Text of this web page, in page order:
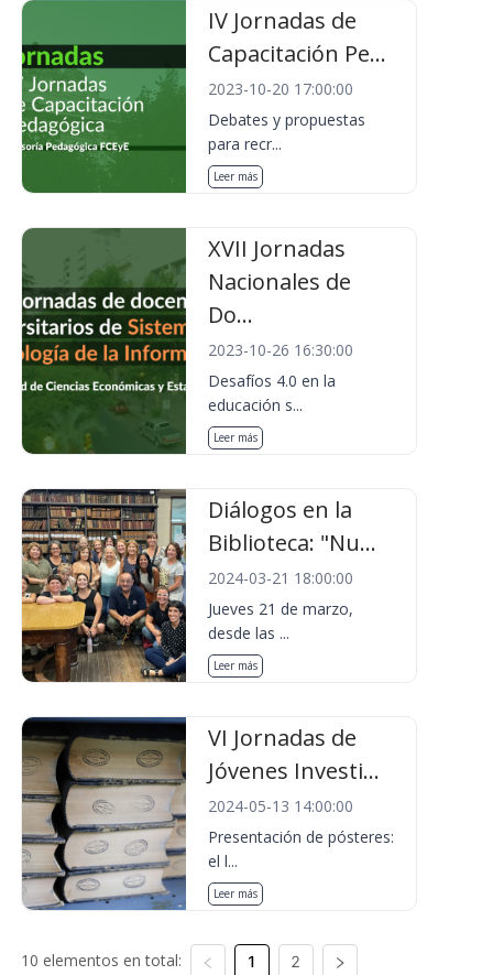
IV Jornadas de
Capacitación Pe...
2023-10-20 17:00:00
Debates y propuestas
para recr...
Leer más
XVII Jornadas
Nacionales de
Do...
2023-10-26 16:30:00
Desafíos 4.0 en la
educación s...
Leer más
Diálogos en la
Biblioteca: "Nu...
2024-03-21 18:00:00
Jueves 21 de marzo,
desde las ...
Leer más
VI Jornadas de
Jóvenes Investi...
2024-05-13 14:00:00
Presentación de pósteres:
el l...
Leer más
10 elementos en total: 1 2